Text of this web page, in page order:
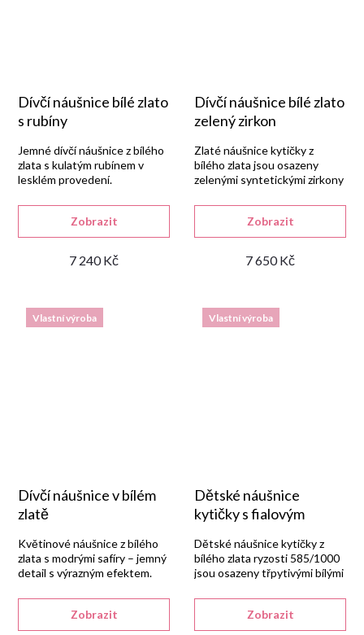
Dívčí náušnice bílé zlato
s rubíny
7 240 Kč
Zobrazit
Jemné dívčí náušnice z bílého
zlata s kulatým rubínem v
lesklém provedení.
Dívčí náušnice bílé zlato
zelený zirkon
7 650 Kč
Zobrazit
Zlaté náušnice kytičky z
bílého zlata jsou osazeny
zelenými syntetickými zirkony
Vlastní výroba
Dívčí náušnice v bílém
zlatě
Zobrazit
Květinové náušnice z bílého
zlata s modrými safíry – jemný
detail s výrazným efektem.
Vlastní výroba
Dětské náušnice
kytičky s fialovým
Zobrazit
Dětské náušnice kytičky z
bílého zlata ryzosti 585/1000
jsou osazeny třpytivými bílými